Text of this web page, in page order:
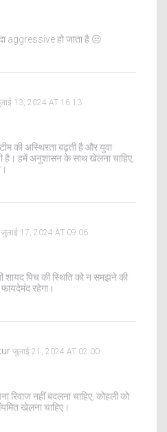
aggressive हो जाता है 😒
13, 2024 AT 16:13
की अस्थिरता बढ़ती है और युवा
है। हमें अनुशासन के साथ खेलना चाहिए,
जुलाई 17, 2024 AT 09:06
शायद पिच की स्थिति को न समझने की
रहेगा।
जुलाई 21, 2024 AT 02:00
रिवाज नहीं बदलना चाहिए, कोहली को
खेलना चाहिए।